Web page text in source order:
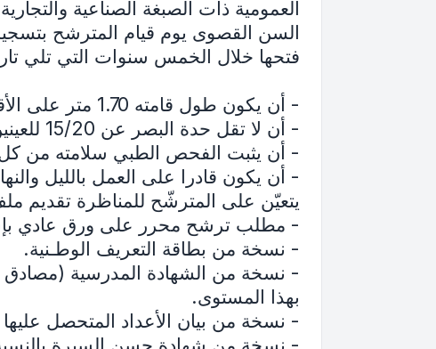
العمومية ذات الصبغة الصناعية
السن القصوى يوم قيام المترشح
فتحها خلال الخمس سنوات التي تلي
- أن يكون طول قامته 1.70 متر على الأقل بالنسبة للذكور و 1.65 متر على الأقل بالنسبة للفتيات.
- أن لا تقل حدة البصر عن 15/20 للعينين قبل إصلاح النظر بالنظارات.
- أن يثبت الفحص الطبي سلامته من
- أن يكون قادرا على العمل بالليل
يتعيّن على المترشّح للمناظرة تقديم
- مطلب ترشح محرر على ورق عادي بإسم
- نسخة من بطاقة التعريف الوطـنية.
- نسخة من الشهادة المدرسية (مصادق
بهذا المستوى.
- نسخة من بيان الأعداد المتحصل عليها